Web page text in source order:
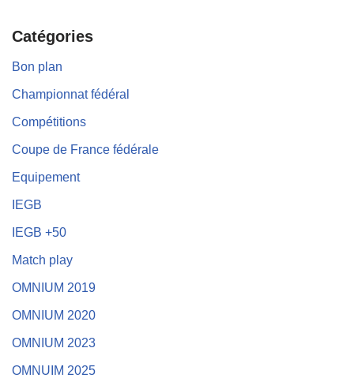
Catégories
Bon plan
Championnat fédéral
Compétitions
Coupe de France fédérale
Equipement
IEGB
IEGB +50
Match play
OMNIUM 2019
OMNIUM 2020
OMNIUM 2023
OMNUIM 2025